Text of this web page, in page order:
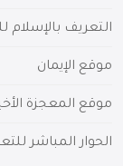
التعريف بالإسلام
موقع الإيمان
موقع المعجزة
الحوار المباشر